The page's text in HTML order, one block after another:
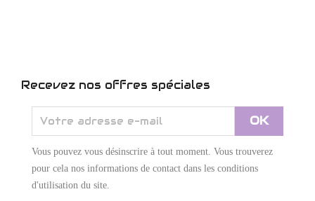
Recevez nos offres spéciales
Vous pouvez vous désinscrire à tout moment. Vous trouverez
pour cela nos informations de contact dans les conditions
d'utilisation du site.